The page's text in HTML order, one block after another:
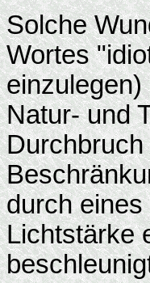
Solche
Wortes
Natur- und
durch
Lichtstärke